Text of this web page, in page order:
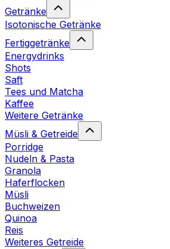
Getränke
Isotonische Getränke
Fertiggetränke
Energydrinks
Shots
Saft
Tees und Matcha
Kaffee
Weitere Getränke
Müsli & Getreide
Porridge
Nudeln & Pasta
Granola
Haferflocken
Müsli
Buchweizen
Quinoa
Reis
Weiteres Getreide